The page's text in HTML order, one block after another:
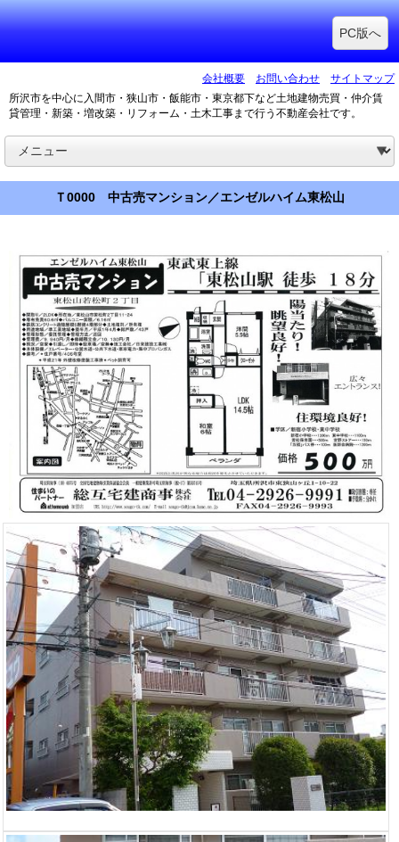
PC版へ
会社概要 お問い合わせ
サイトマップ
所沢市を中心に入間市・狭山市・飯能市・東京都下など土地建物売買・仲介賃
貸管理・新築・増改築・リフォーム・土木工事まで行う不動産会社です。
Ｔ0000 中古売マンション／エンゼルハイム東松山